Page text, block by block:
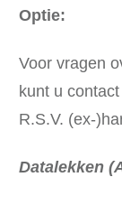
Optie:
Voor vragen
kunt u
R.S.V. (ex-
Datalekken